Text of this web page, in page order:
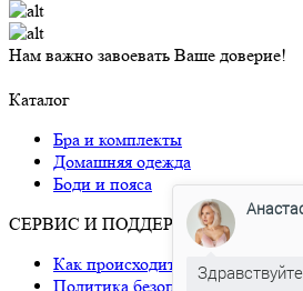
Нам важно завоевать Ваше доверие!
Каталог
Бра и комплекты
Домашняя одежда
Боди и пояса
СЕРВИС И ПОДДЕРЖКА
Как происходит доставка
Политика безопасности
Здравствуйте!
Давайте мы